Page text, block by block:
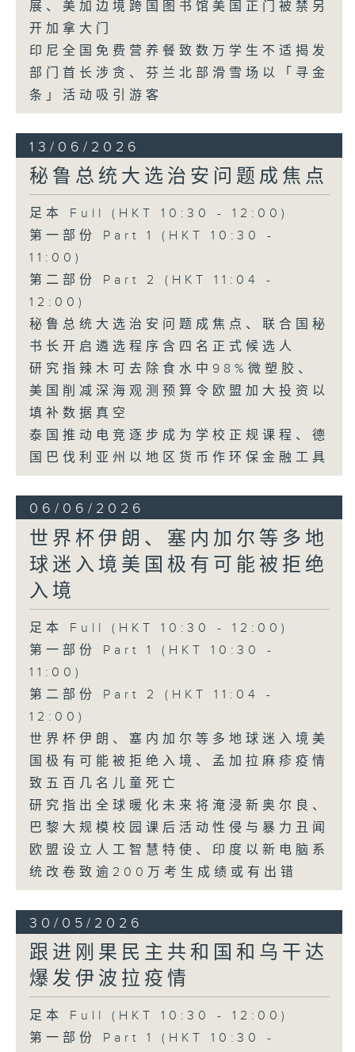
展、美加边境跨国图书馆美国正门被禁另
开加拿大门
印尼全国免费营养餐致数万学生不适揭发
部门首长涉贪、芬兰北部滑雪场以「寻金
条」活动吸引游客
13/06/2026
秘鲁总统大选治安问题成焦点
足本 Full (HKT 10:30 - 12:00)
第一部份 Part 1 (HKT 10:30 -
11:00)
第二部份 Part 2 (HKT 11:04 -
12:00)
秘鲁总统大选治安问题成焦点、联合国秘
书长开启遴选程序含四名正式候选人
研究指辣木可去除食水中98%微塑胶、
美国削减深海观测预算令欧盟加大投资以
填补数据真空
泰国推动电竞逐步成为学校正规课程、德
国巴伐利亚州以地区货币作环保金融工具
06/06/2026
世界杯伊朗、塞内加尔等多地
球迷入境美国极有可能被拒绝
入境
足本 Full (HKT 10:30 - 12:00)
第一部份 Part 1 (HKT 10:30 -
11:00)
第二部份 Part 2 (HKT 11:04 -
12:00)
世界杯伊朗、塞内加尔等多地球迷入境美
国极有可能被拒绝入境、孟加拉麻疹疫情
致五百几名儿童死亡
研究指出全球暖化未来将淹浸新奥尔良、
巴黎大规模校园课后活动性侵与暴力丑闻
欧盟设立人工智慧特使、印度以新电脑系
统改卷致逾200万考生成绩或有出错
30/05/2026
跟进刚果民主共和国和乌干达
爆发伊波拉疫情
足本 Full (HKT 10:30 - 12:00)
第一部份 Part 1 (HKT 10:30 -